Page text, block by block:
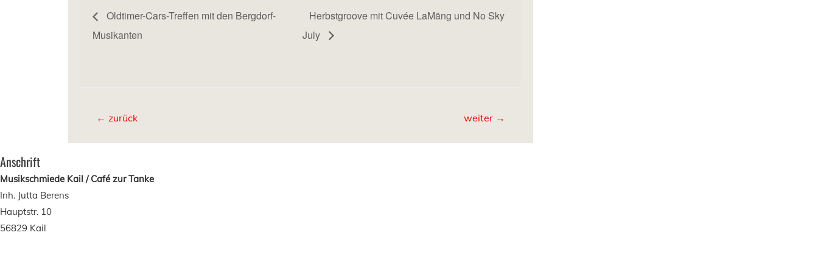
Oldtimer-Cars-Treffen mit den Bergdorf-
Musikanten
Herbstgroove mit Cuvée LaMäng und No Sky
July
Beitragsnavigation
← zurück weiter →
Anschrift
Musikschmiede Kail / Café zur Tanke
Inh. Jutta Berens
Hauptstr. 10
56829 Kail